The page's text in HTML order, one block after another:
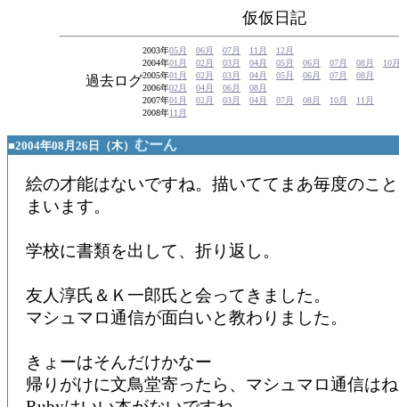
仮仮日記
過去ログ
2003年05月 06月 07月 11月
12月
2004年01月 02月 03月 04月 05月 06月 07月 08月
10
2005年01月 02月 03月 04月 05月 06月 07月
08月
2006年02月 04月 06月
08月
2007年01月 02月 03月 04月 07月 08月 10月
11月
2008年11月
■2004年08月26日（木） むーん
絵の才能はないですね。描いててまあ毎度のこ
まいます。
学校に書類を出して、折り返し。
友人淳氏＆Ｋ一郎氏と会ってきました。
マシュマロ通信が面白いと教わりました。
きょーはそんだけかなー
帰りがけに文鳥堂寄ったら、マシュマロ通信は